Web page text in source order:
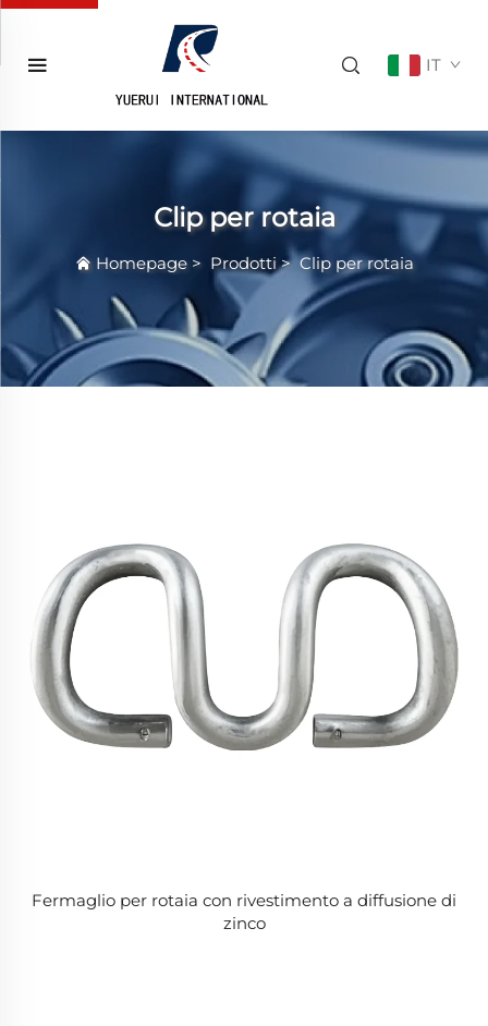
IT
Clip per rotaia
Homepage> Prodotti>Clip per rotaia
Fermaglio per rotaia con rivestimento a diffusione di
zinco